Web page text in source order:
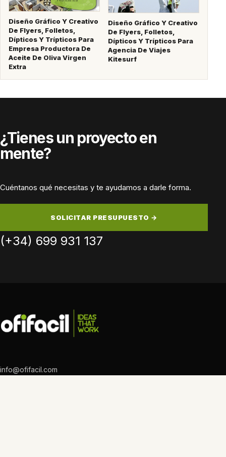
Diseño Gráfico Y Creativo
De Flyers, Folletos,
Dípticos Y Trípticos Para
Empresa Productora De
Aceite De Oliva Virgen
Extra
Diseño Gráfico Y Creativo
De Flyers, Folletos,
Dípticos Y Trípticos Para
Agencia De Viajes
Kitesurf
¿Tienes un proyecto en
mente?
Cuéntanos qué necesitas y te ayudamos a darle forma.
SOLICITAR PRESUPUESTO →
(+34) 699 931 137
info@ofifacil.com